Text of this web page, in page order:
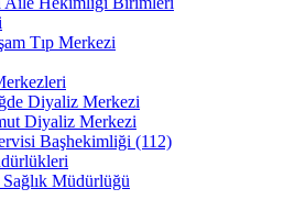
Tıp Merkezi
Diyaliz Merkezi
Diyaliz Merkezi
Başhekimliği (112)
Müdürlüğü